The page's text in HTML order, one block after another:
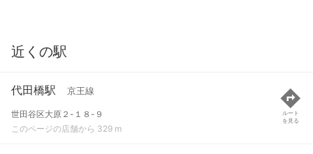
近くの駅
代田橋駅 京王線
世田谷区大原２-１８-９
このページの店舗から 329 m
ルート
を見る